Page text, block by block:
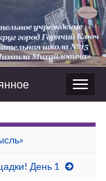
Вкл/
выкл
День 1